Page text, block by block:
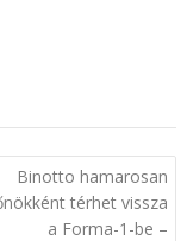
Binotto hamarosan
térhet vissza
a Forma-1-be –